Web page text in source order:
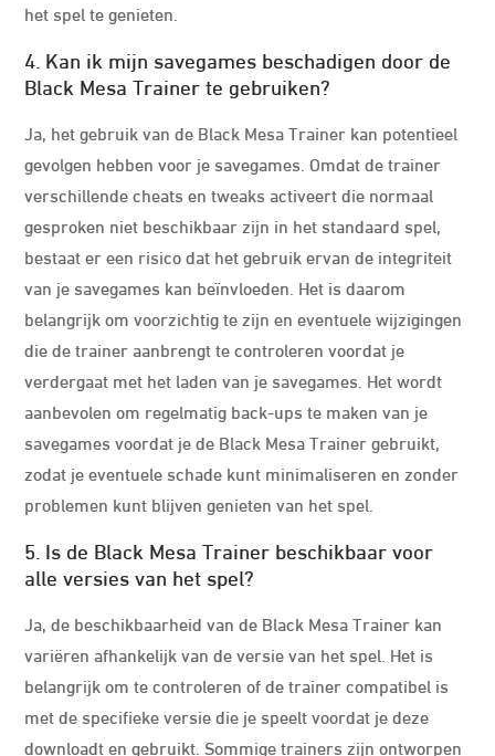
het spel te genieten.
4. Kan ik mijn savegames beschadigen door de
Black Mesa Trainer te gebruiken?
Ja, het gebruik van de Black Mesa Trainer kan potentieel
gevolgen hebben voor je savegames. Omdat de trainer
verschillende cheats en tweaks activeert die normaal
gesproken niet beschikbaar zijn in het standaard spel,
bestaat er een risico dat het gebruik ervan de integriteit
van je savegames kan beïnvloeden. Het is daarom
belangrijk om voorzichtig te zijn en eventuele wijzigingen
die de trainer aanbrengt te controleren voordat je
verdergaat met het laden van je savegames. Het wordt
aanbevolen om regelmatig back-ups te maken van je
savegames voordat je de Black Mesa Trainer gebruikt,
zodat je eventuele schade kunt minimaliseren en zonder
problemen kunt blijven genieten van het spel.
5. Is de Black Mesa Trainer beschikbaar voor
alle versies van het spel?
Ja, de beschikbaarheid van de Black Mesa Trainer kan
variëren afhankelijk van de versie van het spel. Het is
belangrijk om te controleren of de trainer compatibel is
met de specifieke versie die je speelt voordat je deze
downloadt en gebruikt. Sommige trainers zijn ontworpen